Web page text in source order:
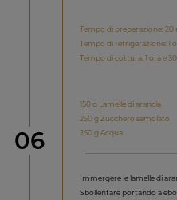
Step
06
Tempo di preparazione:
Tempo di refrigerazione: 1
Tempo di cottura: 1 ora e
150 g Lamelle di arancia
250 g Zucchero semolato
250 g Acqua
Immergere le lamelle di
Sbollentare portando a